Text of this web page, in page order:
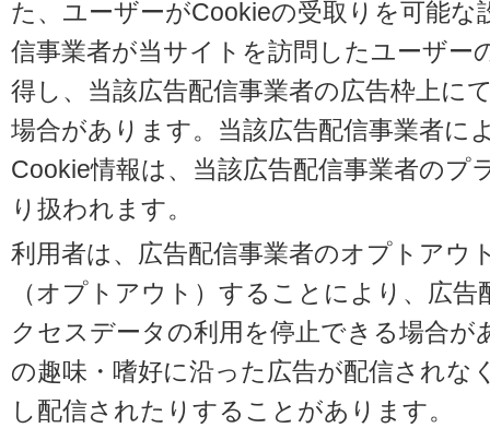
た、ユーザーがCookieの受取りを可能
信事業者が当サイトを訪問したユーザー
得し、当該広告配信事業者の広告枠上に
場合があります。当該広告配信事業者に
Cookie情報は、当該広告配信事業者のプ
り扱われます。
利用者は、広告配信事業者のオプトアウ
（オプトアウト）することにより、広
クセスデータの利用を停止できる場合が
の趣味・嗜好に沿った広告が配信されな
し配信されたりすることがあります。